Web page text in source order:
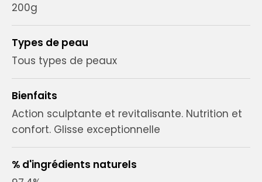
200g
Types de peau
Tous types de peaux
Bienfaits
Action sculptante et revitalisante. Nutrition et
confort. Glisse exceptionnelle
% d'ingrédients naturels